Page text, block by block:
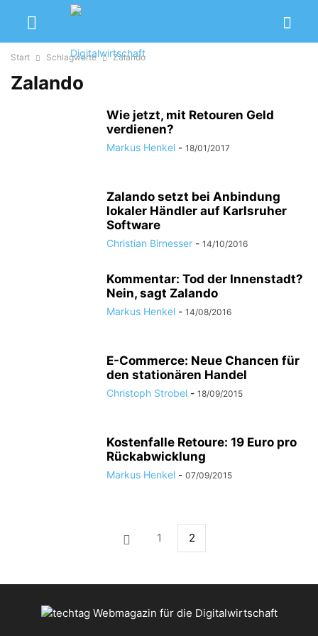
Start Schlagworte Zalando
Zalando
Wie jetzt, mit Retouren Geld
verdienen?
Markus Henkel - 18/01/2017
Zalando setzt bei Anbindung
lokaler Händler auf Karlsruher
Software
Christian Birnesser - 14/10/2016
Kommentar: Tod der Innenstadt?
Nein, sagt Zalando
Markus Henkel - 14/08/2016
E-Commerce: Neue Chancen für
den stationären Handel
Christoph Strobel - 18/09/2015
Kostenfalle Retoure: 19 Euro pro
Rückabwicklung
Markus Henkel - 07/09/2015
1 2